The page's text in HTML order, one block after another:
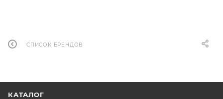
СПИСОК БРЕНДОВ
КАТАЛОГ